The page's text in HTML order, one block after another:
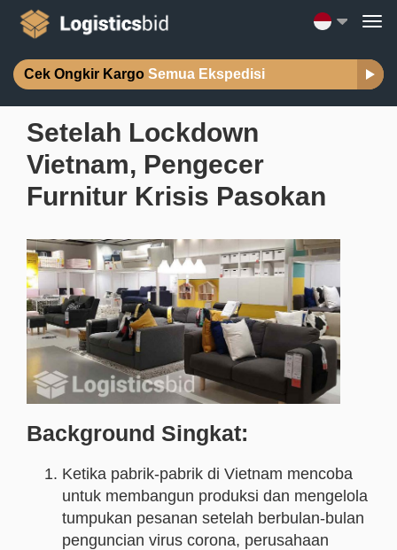
Cek Ongkir Kargo Semua Ekspedisi
Setelah Lockdown
Vietnam, Pengecer
Furnitur Krisis Pasokan
Background Singkat:
Ketika pabrik-pabrik di Vietnam mencoba
untuk membangun produksi dan mengelola
tumpukan pesanan setelah berbulan-bulan
penguncian virus corona, perusahaan